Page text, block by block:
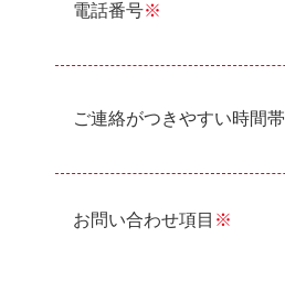
電話番号※
ご連絡がつきやすい時間帯
お問い合わせ項目 ※